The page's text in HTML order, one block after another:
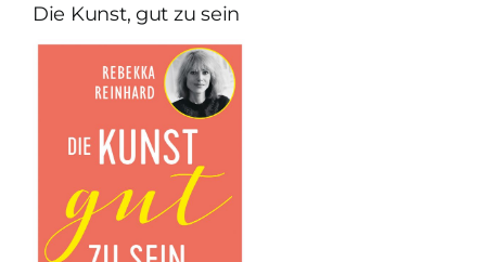
Die Kunst, gut zu sein